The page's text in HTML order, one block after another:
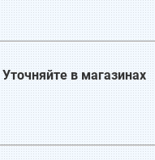
Уточняйте в магазинах